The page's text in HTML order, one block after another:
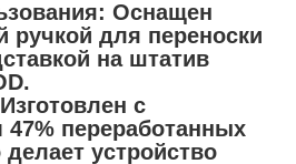
Оснащен
ручкой для переноски
на штатив
с
47% переработанных
устройство